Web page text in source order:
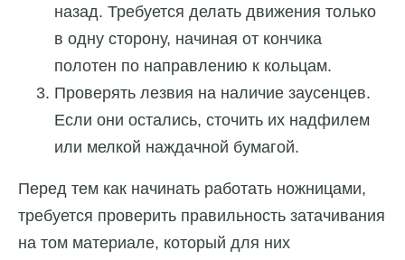
назад. Требуется делать движения только
в одну сторону, начиная от кончика
полотен по направлению к кольцам.
Проверять лезвия на наличие заусенцев.
Если они остались, сточить их надфилем
или мелкой наждачной бумагой.
Перед тем как начинать работать ножницами,
требуется проверить правильность затачивания
на том материале, который для них